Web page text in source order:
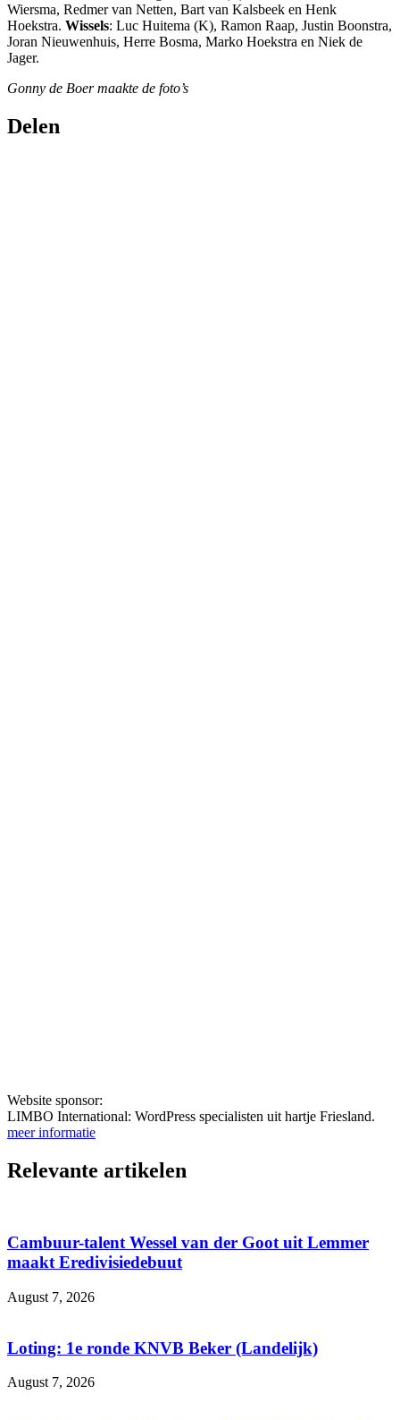
Wiersma, Redmer van Netten, Bart van Kalsbeek en Henk
Hoekstra. Wissels: Luc Huitema (K), Ramon Raap, Justin Boonstra,
Joran Nieuwenhuis, Herre Bosma, Marko Hoekstra en Niek de
Jager.
Gonny de Boer maakte de foto’s
Delen
Website sponsor:
LIMBO International: WordPress specialisten uit hartje Friesland.
meer informatie
Relevante artikelen
Cambuur-talent Wessel van der Goot uit Lemmer
maakt Eredivisiedebuut
August 7, 2026
Loting: 1e ronde KNVB Beker (Landelijk)
August 7, 2026